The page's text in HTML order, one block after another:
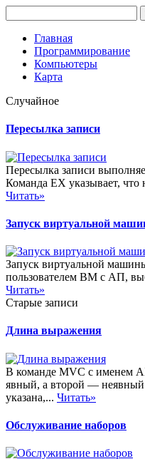
Главная
Программирование
Компьютеры
Карта
Случайное
Пересылка записи
Пересылка записи
Команда ЕХ указывает, что
Читать»
Запуск виртуальной
Запуск виртуальной
пользователем ВМ с АП,
Читать»
Старые записи
Длина выражения
В команде MVC с именем
явный, а второй —
указана,... Читать»
Обслуживание наборов